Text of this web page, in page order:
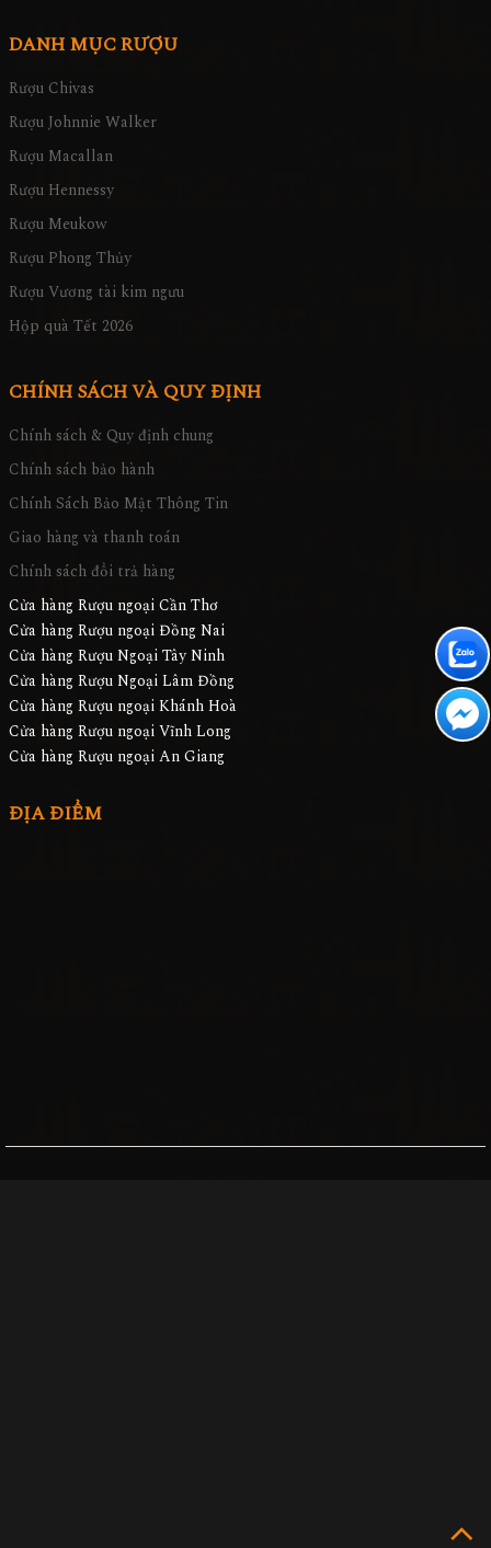
DANH MỤC RƯỢU
Rượu Chivas
Rượu Johnnie Walker
Rượu Macallan
Rượu Hennessy
Rượu Meukow
Rượu Phong Thủy
Rượu Vương tài kim ngưu
Hộp quà Tết 2026
CHÍNH SÁCH VÀ QUY ĐỊNH
Chính sách & Quy định chung
Chính sách bảo hành
Chính Sách Bảo Mật Thông Tin
Giao hàng và thanh toán
Chính sách đổi trả hàng
Cửa hàng Rượu ngoại Cần Thơ
Cửa hàng Rượu ngoại Đồng Nai
Cửa hàng Rượu Ngoại Tây Ninh
Cửa hàng Rượu Ngoại Lâm Đồng
Cửa hàng Rượu ngoại Khánh Hoà
Cửa hàng Rượu ngoại Vĩnh Long
Cửa hàng Rượu ngoại An Giang
ĐỊA ĐIỂM